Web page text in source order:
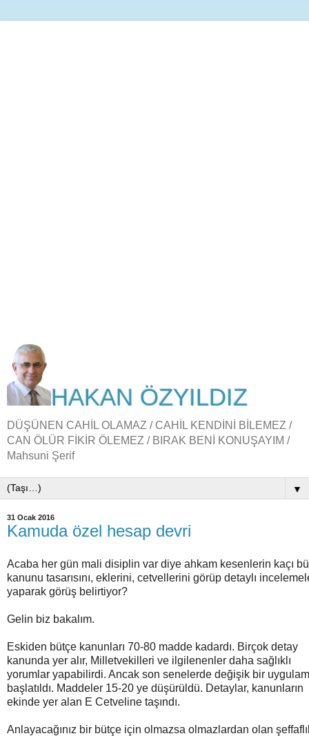
HAKAN ÖZYILDIZ
DÜŞÜNEN CAHİL OLAMAZ / CAHİL KENDİNİ BİLEMEZ /
CAN ÖLÜR FİKİR ÖLEMEZ / BIRAK BENİ KONUŞAYIM /
Mahsuni Şerif
▼
31 Ocak 2016
Kamuda özel hesap devri
Acaba her gün mali disiplin var diye ahkam kesenlerin kaçı
kanunu tasarısını, eklerini, cetvellerini görüp detaylı
yaparak görüş belirtiyor?
Gelin biz bakalım.
Eskiden bütçe kanunları 70-80 madde kadardı. Birçok detay
kanunda yer alır, Milletvekilleri ve ilgilenenler daha sağlıklı
yorumlar yapabilirdi. Ancak son senelerde değişik bir
başlatıldı. Maddeler 15-20 ye düşürüldü. Detaylar, kanunların
ekinde yer alan E Cetveline taşındı.
Anlayacağınız bir bütçe için olmazsa olmazlardan olan